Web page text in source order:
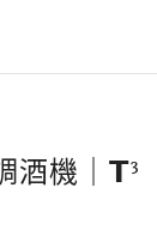
酒機｜𝗧³